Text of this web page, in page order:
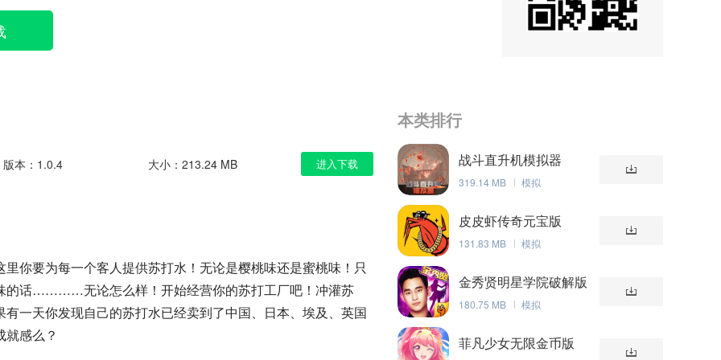
版本：1.0.4 大小：213.24 MB 进入下载
你要为每一个客人提供苏打水！无论是樱桃味还是蜜桃味！只
的话…………无论怎么样！开始经营你的苏打工厂吧！冲灌苏
一天你发现自己的苏打水已经卖到了中国、日本、埃及、英国
感么？
本类排行
战斗直升机模拟器
319.14 MB 模拟
皮皮虾传奇元宝版
131.83 MB 模拟
金秀贤明星学院破解版
180.75 MB 模拟
菲凡少女无限金币版